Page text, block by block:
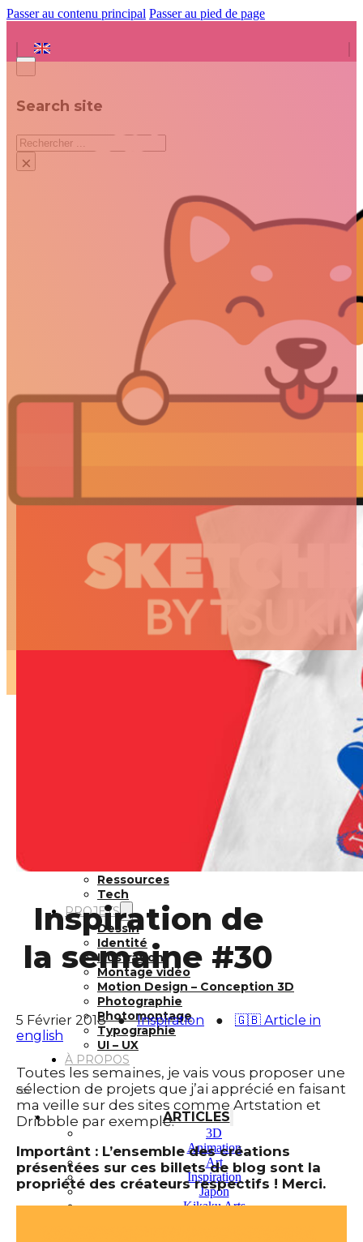
Passer au contenu principal Passer au pied de page
Search site
Rechercher
×
Ressources
Tech
PROJETS
Dessin
Identité
Illustration
Montage vidéo
Motion Design – Conception 3D
Photographie
Photomontage
Typographie
UI – UX
À PROPOS
ARTICLES
3D
Animation
Art
Inspiration
Japon
Kikaku Arts
Inspiration de
la semaine #30
5 Février 2018 ● Inspiration ●
🇬🇧 Article in
english
Toutes les semaines, je vais vous proposer une
sélection de projets que j’ai apprécié en faisant
ma veille sur des sites comme Artstation et
Dribbble par exemple.
Important : L’ensemble des créations
présentées sur ces billets de blog sont la
propriété des créateurs respectifs ! Merci.